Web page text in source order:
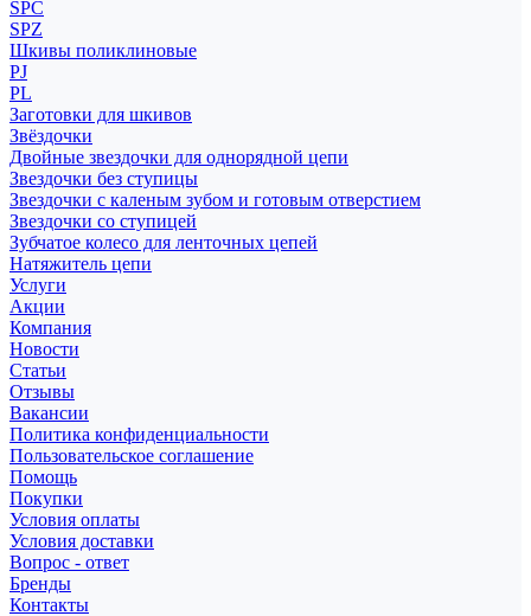
SPC
SPZ
Шкивы поликлиновые
PJ
PL
Заготовки для шкивов
Звёздочки
Двойные звездочки для однорядной цепи
Звездочки без ступицы
Звездочки с каленым зубом и готовым отверстием
Звездочки со ступицей
Зубчатое колесо для ленточных цепей
Натяжитель цепи
Услуги
Акции
Компания
Новости
Статьи
Отзывы
Вакансии
Политика конфиденциальности
Пользовательское соглашение
Помощь
Покупки
Условия оплаты
Условия доставки
Вопрос - ответ
Бренды
Контакты